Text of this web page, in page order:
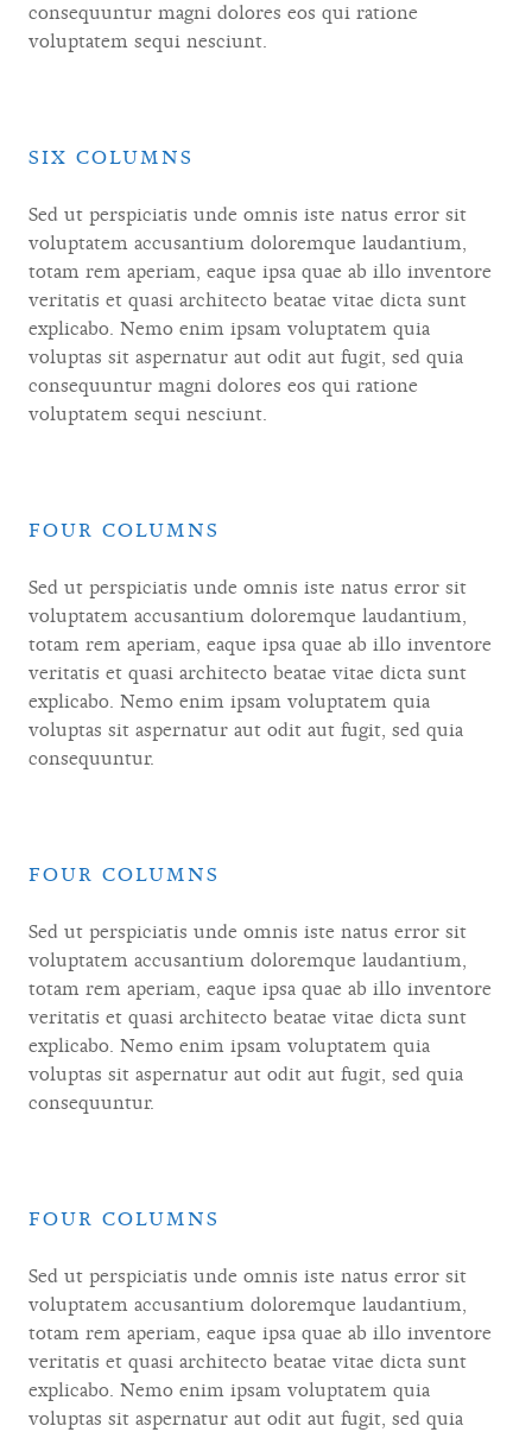
consequuntur magni dolores eos qui ratione
voluptatem sequi nesciunt.
SIX COLUMNS
Sed ut perspiciatis unde omnis iste natus error sit
voluptatem accusantium doloremque laudantium,
totam rem aperiam, eaque ipsa quae ab illo inventore
veritatis et quasi architecto beatae vitae dicta sunt
explicabo. Nemo enim ipsam voluptatem quia
voluptas sit aspernatur aut odit aut fugit, sed quia
consequuntur magni dolores eos qui ratione
voluptatem sequi nesciunt.
FOUR COLUMNS
Sed ut perspiciatis unde omnis iste natus error sit
voluptatem accusantium doloremque laudantium,
totam rem aperiam, eaque ipsa quae ab illo inventore
veritatis et quasi architecto beatae vitae dicta sunt
explicabo. Nemo enim ipsam voluptatem quia
voluptas sit aspernatur aut odit aut fugit, sed quia
consequuntur.
FOUR COLUMNS
Sed ut perspiciatis unde omnis iste natus error sit
voluptatem accusantium doloremque laudantium,
totam rem aperiam, eaque ipsa quae ab illo inventore
veritatis et quasi architecto beatae vitae dicta sunt
explicabo. Nemo enim ipsam voluptatem quia
voluptas sit aspernatur aut odit aut fugit, sed quia
consequuntur.
FOUR COLUMNS
Sed ut perspiciatis unde omnis iste natus error sit
voluptatem accusantium doloremque laudantium,
totam rem aperiam, eaque ipsa quae ab illo inventore
veritatis et quasi architecto beatae vitae dicta sunt
explicabo. Nemo enim ipsam voluptatem quia
voluptas sit aspernatur aut odit aut fugit, sed quia